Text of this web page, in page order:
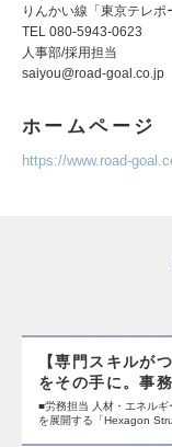
りんかい線「東京テレ
TEL 080-5943-0623
人事部/採用担当
saiyou@road-goal.co.jp
ホームページ
https://www.road-
【専門スキルが
をその手に。事
■労務担当 人材・エネル
を展開する「Hexagon